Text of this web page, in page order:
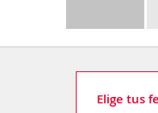
Elige tus